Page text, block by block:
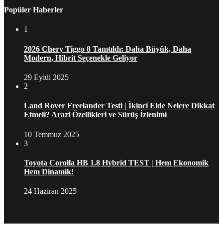
Popüler Haberler
1
2026 Chery Tiggo 8 Tanıtıldı: Daha Büyük, Daha
Modern, Hibrit Seçenekle Geliyor
29 Eylül 2025
2
Land Rover Freelander Testi | İkinci Elde Nelere Dikkat
Etmeli? Arazi Özellikleri ve Sürüş İzlenimi
10 Temmuz 2025
3
Toyota Corolla HB 1.8 Hybrid TEST | Hem Ekonomik
Hem Dinamik!
24 Haziran 2025